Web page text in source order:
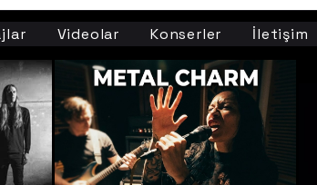
Videolar Konserler İletişim